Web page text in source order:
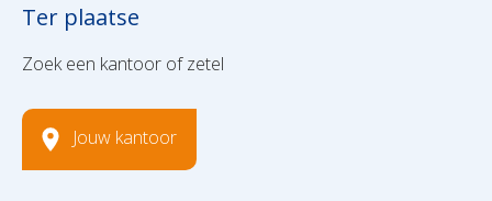
Ter plaatse
Zoek een kantoor of zetel
Jouw kantoor